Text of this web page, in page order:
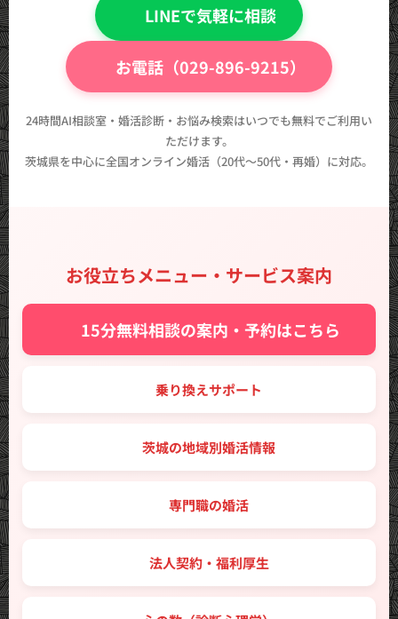
💬 LINEで気軽に相談
📞 お電話（029-896-9215）
24時間AI相談室・婚活診断・お悩み検索はいつでも無料でご利用い
ただけます。
茨城県を中心に全国オンライン婚活（20代〜50代・再婚）に対応。
お役立ちメニュー・サービス案内
✨ 15分無料相談の案内・予約はこちら
🔑 乗り換えサポート
🗾 茨城の地域別婚活情報
💼 専門職の婚活
🤝 法人契約・福利厚生